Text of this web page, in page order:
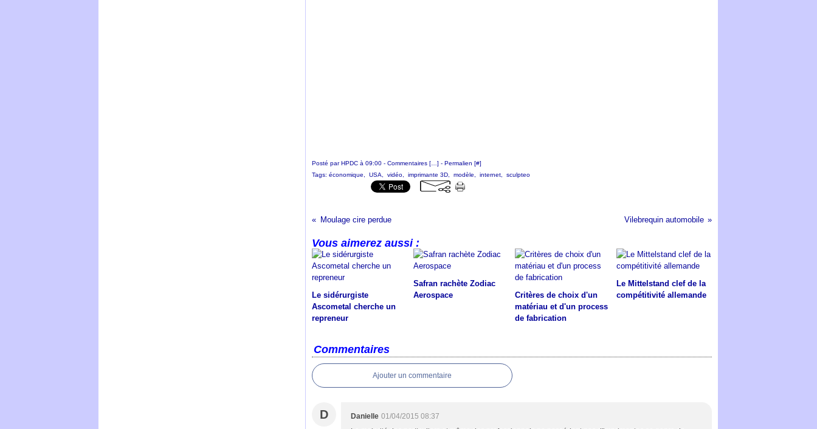
Posté par HPDC à 09:00 - Commentaires [ ] - Permalien [#]
Tags: économique USA vidéo imprimante 3D modèle internet sculpteo
Moulage cire perdue Vilebrequin automobile
Vous aimerez aussi :
Le sidérurgiste
Ascometal cherche un
repreneur
Safran rachète Zodiac
Aerospace
Critères de choix d'un
matériau et d'un process
de fabrication
Le Mittelstand clef de la
compétitivité allemande
Commentaires
Ajouter un commentaire
D Danielle 01/04/2015 08:37